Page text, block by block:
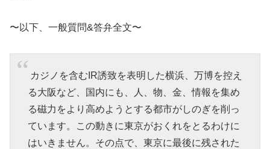
〜以下、一般質問&答弁全文〜
カジノを含む IR誘致を表明した横浜、万博を控え
る大阪など、国内にも、人、物、金、情報を集め
る磁力をより高めようとする都市がしのぎを削っ
ています。この動きに東京がおくれをとるわけに
はいきません。その点で、東京に最後に残された